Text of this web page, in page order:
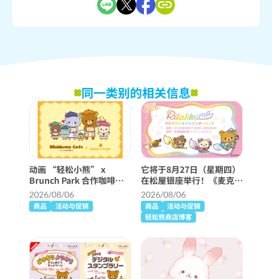
同一类别的相关信息
动画 “轻松小熊” x
Brunch Park 合作咖啡厅
将举行！
2026/08/06
商品 活动与促销
它将于8月27日（星期四）
在松屋银座举行！《麦克麦
克奇迹仙境》详细信息 ♪
2026/08/06
商品
活动与促销
轻松熊商店博客